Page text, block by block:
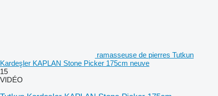
ramasseuse de pierres Tutkun
Kardeşler KAPLAN Stone Picker 175cm neuve
15
VIDÉO